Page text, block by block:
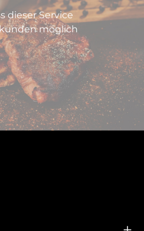
dieser Service
möglich